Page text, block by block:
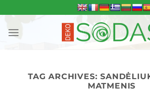
to
content
TAG ARCHIVES:
MATMENIS